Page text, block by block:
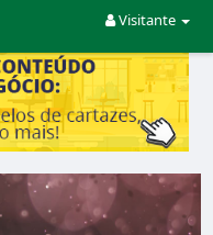
Visitante